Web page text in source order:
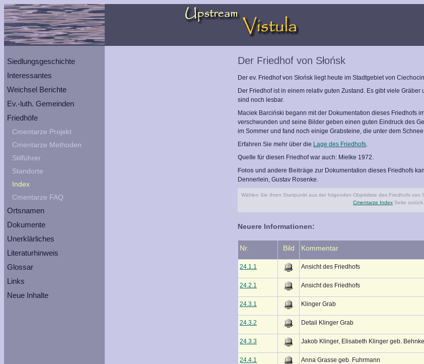
Siedlungsgeschichte
Interessantes
Weichsel Berichte
Ev.-luth. Gemeinden
Friedhöfe
Cmentarze Projekt
Cmentarze Methoden
Stilführer
Standorte
Index
Cmentarze FAQ
Ortsnamen
Dokumente
Unerklärliches
Literaturhinweis
Glossar
Links
Neue Inhalte
Der Friedhof von Słońsk
Der ev. Friedhof von Słońsk liegt heute im Stadtgebiet von
Der Friedhof ist in einem relativ guten Zustand. Es gibt viele
sind noch lesbar.
Maciek Barciński begann mit der Dokumentation dieses Friedhofs
verschwunden und seine Bilder geben einen guten Eindruck des
im Sommer und fand noch einige Grabsteine, die unter dem
Erfahren Sie mehr über die Lage des Friedhofs.
Quelle für diesen Friedhof war auch: Mielke 1972.
Fotos und andere Beiträge zur Dokumentation dieses Friedhofs
Dennerlein, Gustav Rosenke.
Wählen Sie Ihren Startpunkt aus der folgenden Objektliste des Friedhofs von
Cmentarze Index Seite zurück.
Neuere Informationen:
Nr. Bild Kommentar
24.1.1 Ansicht des Friedhofs
24.2.1 Ansicht des Friedhofs
24.3.1 Klinger Grab
24.3.2 Detail Klinger Grab
24.3.3 Jakob Klinger, Elisabeth Klinger geb. Behnke
24.4.1 Anna Grasse geb. Fuhrmann